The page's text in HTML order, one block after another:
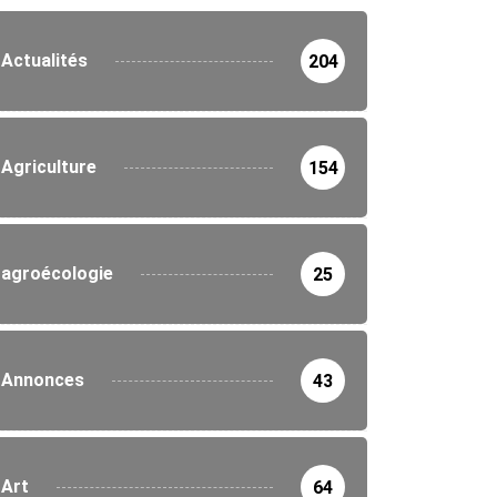
Actualités 204
Agriculture 154
agroécologie 25
Annonces 43
Art 64